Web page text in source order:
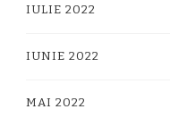
IULIE 2022
IUNIE 2022
MAI 2022